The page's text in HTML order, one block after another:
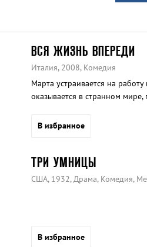
ВСЯ ЖИЗНЬ ВПЕРЕДИ
Италия, 2008, Комедия
Марта устраивается на
оказывается в странном
В избранное
ТРИ УМНИЦЫ
США, 1932, Драма, Комедия,
В избранное